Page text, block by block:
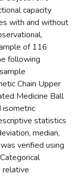
capacity
with and without
of 116
following
Chain Upper
Medicine Ball
isometric
statistics
median,
verified using
relative